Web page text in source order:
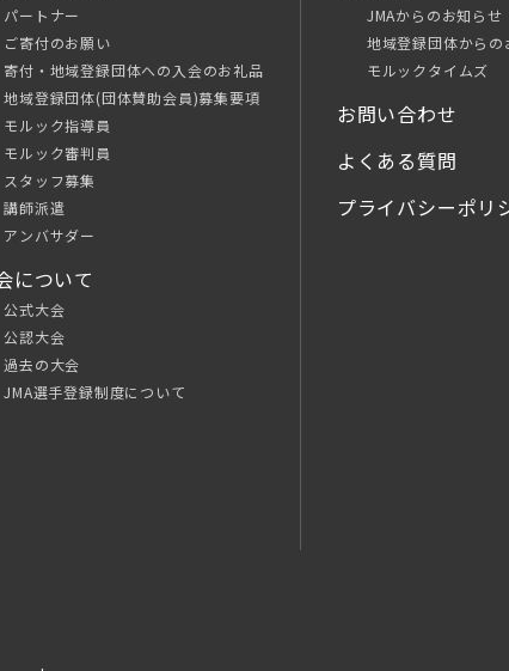
パートナー
ご寄付のお願い
寄付・地域登録団体への入会のお礼品
地域登録団体(団体賛助会員)募集要項
モルック指導員
モルック審判員
スタッフ募集
講師派遣
アンバサダー
について
公式大会
公認大会
過去の大会
JMA選手登録制度について
JMAからのお知らせ
地域登録団体からの
モルックタイムズ
お問い合わせ
よくある質問
プライバシーポリ